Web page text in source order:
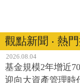
觀點新聞 ‧ 熱
2026.08.04
基金規模2年增近
迎向大資產管理時